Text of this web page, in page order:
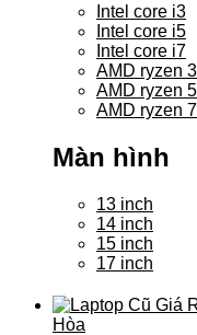
Intel core i3
Intel core i5
Intel core i7
AMD ryzen 3
AMD ryzen 5
AMD ryzen 7
Màn hình
13 inch
14 inch
15 inch
17 inch
Hòa